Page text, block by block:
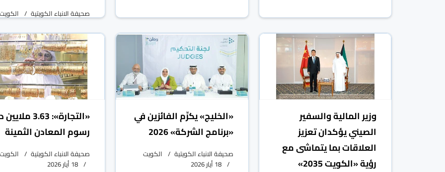
صحيفة الانباء الكويتية
الكويت
وزير المالية والسفير
الصيني يؤكدان تعزيز
العلاقات بما يتماشى مع
رؤية «الكويت 2035»
«الخليج» يكرِّم الفائزين في
«برنامج الشركة» 2026
صحيفة الانباء الكويتية
الكويت
18 أيار 2026
«التجارة»: 3.63
رسوم المعادن الثمينة
صحيفة الانباء الكويتية
الكويت
18 أيار 2026